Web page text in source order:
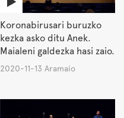
Koronabirusari buruzko
kezka asko ditu Anek.
Maialeni galdezka hasi zaio.
2020-11-13 Aramaio